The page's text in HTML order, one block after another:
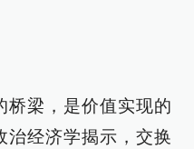
桥梁，是价值实现的
治经济学揭示，交换